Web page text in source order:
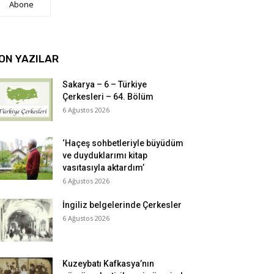
Abone
YAZILAR
Sakarya – 6 – Türkiye
Çerkesleri – 64. Bölüm
6 Ağustos 2026
‘Haçeş sohbetleriyle büyüdüm
ve duyduklarımı kitap
vasıtasıyla aktardım’
6 Ağustos 2026
İngiliz belgelerinde Çerkesler
6 Ağustos 2026
Kuzeybatı Kafkasya’nın